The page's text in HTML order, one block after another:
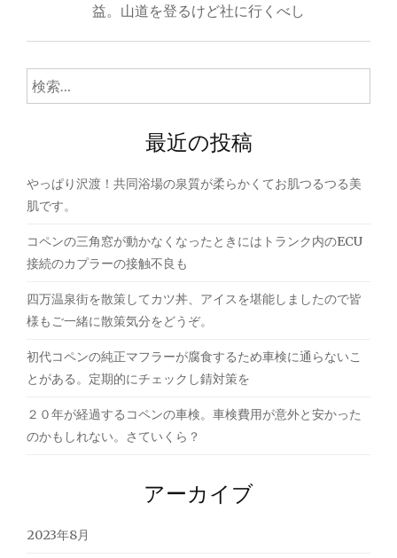
ビ
ゲ
ー
ョ
ン
益。山道を登るけど社に行くべし
検
索:
最近の投稿
やっぱり沢渡！共同浴場の泉質が柔らかくてお肌つるつる美
肌です。
コペンの三角窓が動かなくなったときにはトランク内のECU
接続のカプラーの接触不良も
四万温泉街を散策してカツ丼、アイスを堪能しましたので皆
様もご一緒に散策気分をどうぞ。
初代コペンの純正マフラーが腐食するため車検に通らないこ
とがある。定期的にチェックし錆対策を
２０年が経過するコペンの車検。車検費用が意外と安かった
のかもしれない。さていくら？
アーカイブ
2023年8月